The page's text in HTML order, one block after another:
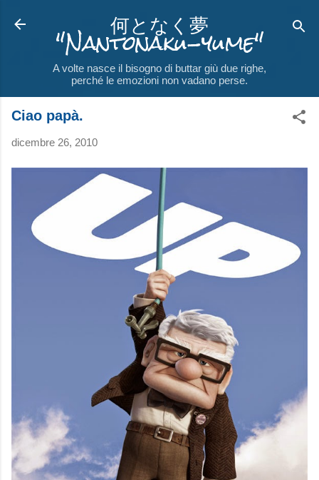
Passa ai contenuti principali
何となく夢
"Nantonaku-yume"
A volte nasce il bisogno di buttar giù due righe,
perché le emozioni non vadano perse.
Ciao papà.
dicembre 26, 2010